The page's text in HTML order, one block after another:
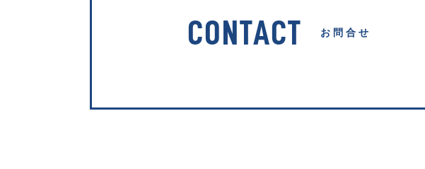
CONTACT お問合せ